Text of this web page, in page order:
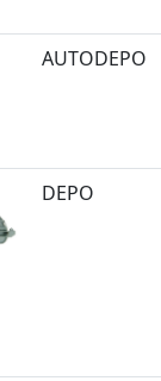
AUTODEPO
DEPO